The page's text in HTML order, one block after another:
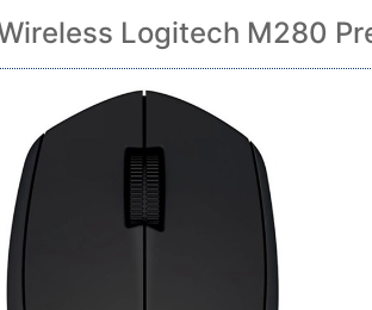
Logitech M280